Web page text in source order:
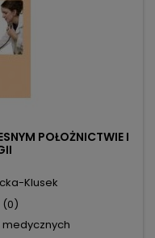
POŁOŻNICTWIE I
Klusek
(0)